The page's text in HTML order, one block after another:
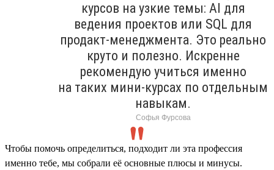
курсов на узкие темы: AI для
ведения проектов или SQL для
продакт-менеджмента. Это реально
круто и полезно. Искренне
рекомендую учиться именно
на таких мини-курсах по отдельным
навыкам.
Софья Фурсова
Чтобы помочь определиться, подходит ли эта профессия
именно тебе, мы собрали её основные плюсы и минусы.